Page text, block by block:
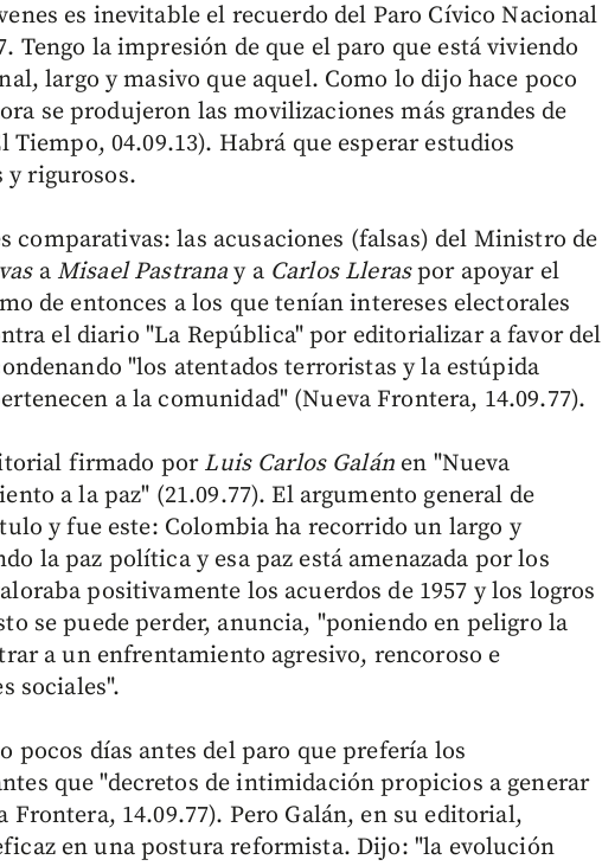
es inevitable el recuerdo del Paro Cívico Nacional
Tengo la impresión de que el paro que está viviendo
largo y masivo que aquel. Como lo dijo hace poco
se produjeron las movilizaciones más grandes de
04.09.13). Habrá que esperar estudios
y rigurosos.
comparativas: las acusaciones (falsas) del Ministro de
a Misael Pastrana y a Carlos Lleraspor apoyar el
de entonces a los que tenían intereses electorales
el diario "La República" por editorializar a favor del
"los atentados terroristas y la estúpida
a la comunidad" (Nueva Frontera, 14.09.77).
firmado por Luis Carlos Galánen "Nueva
a la paz" (21.09.77). El argumento general de
y fue este: Colombia ha recorrido un largo y
la paz política y esa paz está amenazada por los
positivamente los acuerdos de 1957 y los logros
se puede perder, anuncia, "poniendo en peligro la
a un enfrentamiento agresivo, rencoroso e
sociales".
pocos días antes del paro que prefería los
que "decretos de intimidación propicios a generar
Frontera, 14.09.77). Pero Galán, en su editorial,
en una postura reformista. Dijo: "la evolución